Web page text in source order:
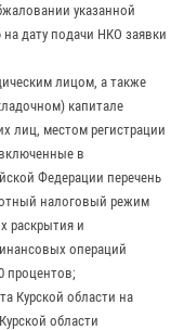
указанной
дату подачи НКО заявки
лицом, а также
капитале
лиц, местом регистрации
в
Федерации перечень
налоговый режим
раскрытия и
операций
процентов;
Курской области на
области